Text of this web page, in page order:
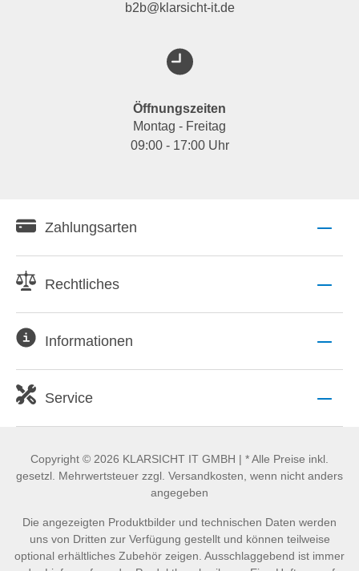
b2b@klarsicht-it.de
Öffnungszeiten
Montag - Freitag
09:00 - 17:00 Uhr
Zahlungsarten
Rechtliches
Informationen
Service
Copyright © 2026 KLARSICHT IT GMBH | * Alle Preise inkl.
gesetzl. Mehrwertsteuer zzgl. Versandkosten, wenn nicht anders
angegeben
Die angezeigten Produktbilder und technischen Daten werden
uns von Dritten zur Verfügung gestellt und können teilweise
optional erhältliches Zubehör zeigen. Ausschlaggebend ist immer